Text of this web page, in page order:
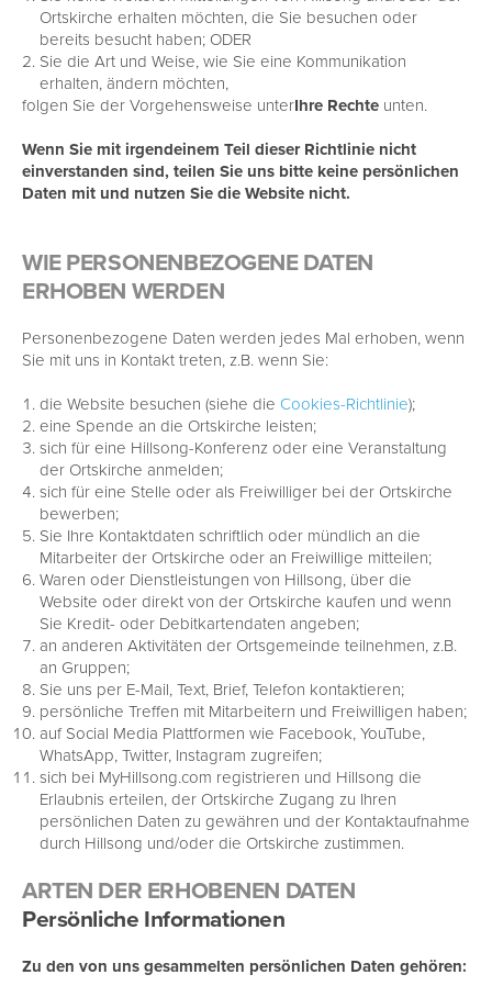
Ortskirche erhalten möchten, die Sie besuchen oder
bereits besucht haben; ODER
Sie die Art und Weise, wie Sie eine Kommunikation
erhalten, ändern möchten,
folgen Sie der Vorgehensweise unterIhre Rechte unten.
Wenn Sie mit irgendeinem Teil dieser Richtlinie nicht
einverstanden sind, teilen Sie uns bitte keine persönlichen
Daten mit und nutzen Sie die Website nicht.
WIE PERSONENBEZOGENE DATEN
ERHOBEN WERDEN
Personenbezogene Daten werden jedes Mal erhoben, wenn
Sie mit uns in Kontakt treten, z.B. wenn Sie:
die Website besuchen (siehe die Cookies-Richtlinie);
eine Spende an die Ortskirche leisten;
sich für eine Hillsong-Konferenz oder eine Veranstaltung
der Ortskirche anmelden;
sich für eine Stelle oder als Freiwilliger bei der Ortskirche
bewerben;
Sie Ihre Kontaktdaten schriftlich oder mündlich an die
Mitarbeiter der Ortskirche oder an Freiwillige mitteilen;
Waren oder Dienstleistungen von Hillsong, über die
Website oder direkt von der Ortskirche kaufen und wenn
Sie Kredit- oder Debitkartendaten angeben;
an anderen Aktivitäten der Ortsgemeinde teilnehmen, z.B.
an Gruppen;
Sie uns per E-Mail, Text, Brief, Telefon kontaktieren;
persönliche Treffen mit Mitarbeitern und Freiwilligen haben;
auf Social Media Plattformen wie Facebook, YouTube,
WhatsApp, Twitter, Instagram zugreifen;
sich bei MyHillsong.com registrieren und Hillsong die
Erlaubnis erteilen, der Ortskirche Zugang zu Ihren
persönlichen Daten zu gewähren und der Kontaktaufnahme
durch Hillsong und/oder die Ortskirche zustimmen.
ARTEN DER ERHOBENEN DATEN
Persönliche Informationen
Zu den von uns gesammelten persönlichen Daten gehören: